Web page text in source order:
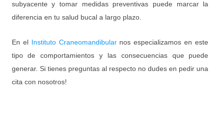
subyacente y tomar medidas preventivas puede marcar la
diferencia en tu salud bucal a largo plazo.
En el Instituto Craneomandibularnos especializamos en este
tipo de comportamientos y las consecuencias que puede
generar. Si tienes preguntas al respecto no dudes en pedir una
cita con nosotros!